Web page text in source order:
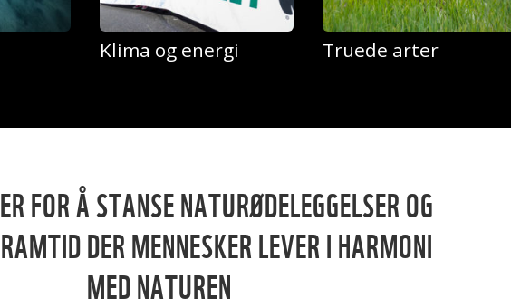
Klima og energi Truede arter
FOR Å STANSE NATURØDELEGGELSER OG
DER MENNESKER LEVER I HARMONI
MED NATUREN